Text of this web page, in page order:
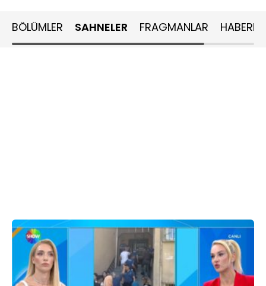
BÖLÜMLER SAHNELER FRAGMANLAR